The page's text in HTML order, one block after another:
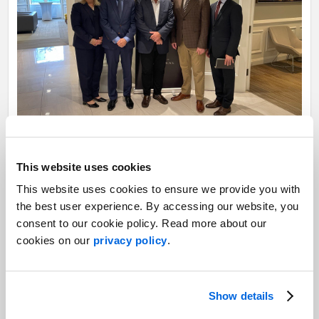
This website uses cookies
This website uses cookies to ensure we provide you with
the best user experience. By accessing our website, you
consent to our cookie policy. Read more about our
cookies on our privacy policy.
Show details
Apparaissent dans l’ordre habituel : Mirabel Paquette, vice-
présidente principale, Communication d'entreprise chez
NATIONALet coordonnatrice du Forum Ghislain Dufour, André
Bouthillier, vice-président exécutif au bureau montréalais de
NATIONAL, notre invité le ministre Christian Dubé, Julien
Daraiche, président de NATIONAL et associé directeur du